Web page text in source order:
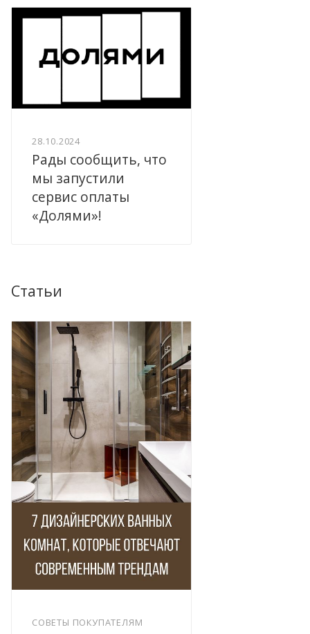
28.10.2024
Рады сообщить, что
мы запустили
сервис оплаты
«Долями»!
Статьи
СОВЕТЫ ПОКУПАТЕЛЯМ